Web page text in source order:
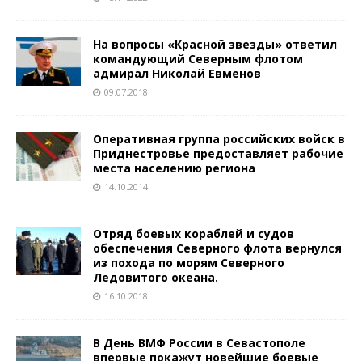
На вопросы «Красной звезды» ответил
командующий Северным флотом
адмирал Николай Евменов
09.07.2018
Оперативная группа российских войск в
Приднестровье предоставляет рабочие
места населению региона
14.10.2014
Отряд боевых кораблей и судов
обеспечения Северного флота вернулся
из похода по морям Северного
Ледовитого океана.
16.10.2018
В День ВМФ России в Севастополе
впервые покажут новейшие боевые